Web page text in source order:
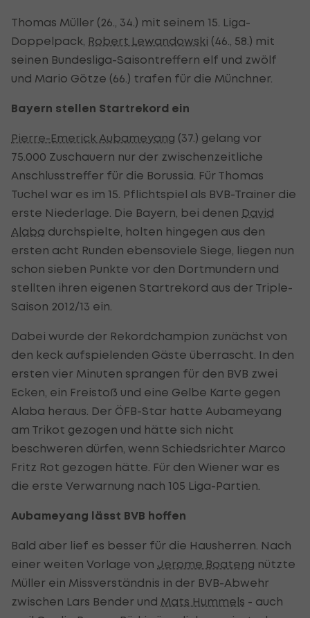
Thomas Müller (26., 34.) mit seinem 15. Liga-
Doppelpack, Robert Lewandowski (46., 58.) mit
seinen Bundesliga-Saisontreffern elf und zwölf
und Mario Götze (66.) trafen für die Münchner.
Bayern stellen Startrekord ein
Pierre-Emerick Aubameyang (37.) gelang vor
75.000 Zuschauern nur der zwischenzeitliche
Anschlusstreffer für die Borussia. Für Thomas
Tuchel war es im 15. Pflichtspiel als BVB-Trainer die
erste Niederlage. Die Bayern, bei denen David
Alaba durchspielte, holten hingegen aus den
ersten acht Runden ebensoviele Siege, liegen nun
schon sieben Punkte vor den Dortmundern und
stellten ihren eigenen Startrekord aus der Triple-
Saison 2012/13 ein.
Dabei wurde der Rekordchampion zunächst von
den keck aufspielenden Gäste überrascht. In den
ersten vier Minuten sprangen für den BVB zwei
Ecken, ein Freistoß und eine Gelbe Karte gegen
Alaba heraus. Der ÖFB-Star hatte Aubameyang
am Trikot gezogen und hätte sich nicht
beschweren dürfen, wenn Schiedsrichter Marco
Fritz Rot gezogen hätte. Für den Wiener war es
die erste Verwarnung nach 105 Liga-Partien.
Aubameyang lässt BVB hoffen
Bald aber lief es besser für die Hausherren. Nach
einer weiten Vorlage von Jerome Boateng nützte
Müller ein Missverständnis in der BVB-Abwehr
zwischen Lars Bender und Mats Hummels - auch